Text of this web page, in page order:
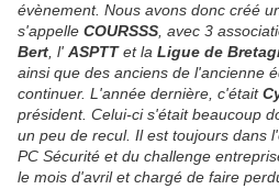
évènement. Nous avons donc créé
s'appelle COURSSS , avec 3
Bert , l' ASPTTet la Ligue de
ainsi que des anciens de l'ancienne
continuer. L'année dernière, c'était
président. Celui-ci s'était beaucoup
un peu de recul. Il est toujours dans
PC Sécurité et du challenge
le mois d'avril et chargé de faire